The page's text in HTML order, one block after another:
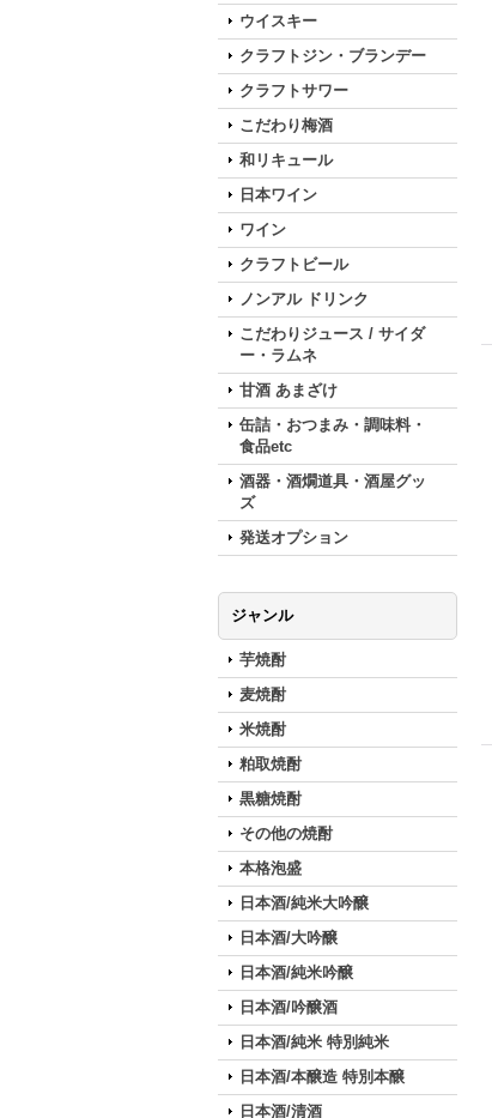
ウイスキー
クラフトジン・ブランデー
クラフトサワー
こだわり梅酒
和リキュール
日本ワイン
ワイン
クラフトビール
ノンアル ドリンク
こだわりジュース / サイダ
ー・ラムネ
甘酒 あまざけ
缶詰・おつまみ・調味料・
食品etc
酒器・酒燗道具・酒屋グッ
ズ
発送オプション
ジャンル
芋焼酎
麦焼酎
米焼酎
粕取焼酎
黒糖焼酎
その他の焼酎
本格泡盛
日本酒/純米大吟醸
日本酒/大吟醸
日本酒/純米吟醸
日本酒/吟醸酒
日本酒/純米 特別純米
日本酒/本醸造 特別本醸
日本酒/清酒